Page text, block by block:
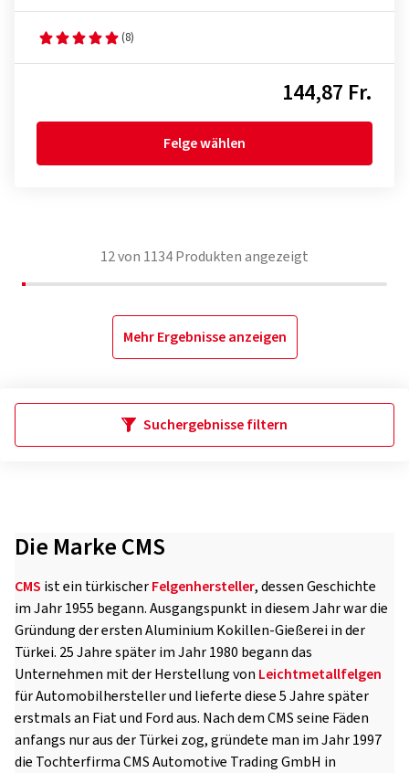
(8)
144,87 Fr.
Felge wählen
12von 1134Produkten angezeigt
Mehr Ergebnisse anzeigen
Suchergebnisse filtern
Die Marke CMS
CMS ist ein türkischerFelgenhersteller, dessen Geschichte
im Jahr 1955 begann. Ausgangspunkt in diesem Jahr war die
Gründung der ersten Aluminium Kokillen-Gießerei in der
Türkei. 25 Jahre später im Jahr 1980 begann das
Unternehmen mit der Herstellung von Leichtmetallfelgen
für Automobilhersteller und lieferte diese 5 Jahre später
erstmals an Fiat und Ford aus. Nach dem CMS seine Fäden
anfangs nur aus der Türkei zog, gründete man im Jahr 1997
die Tochterfirma CMS Automotive Trading GmbH in